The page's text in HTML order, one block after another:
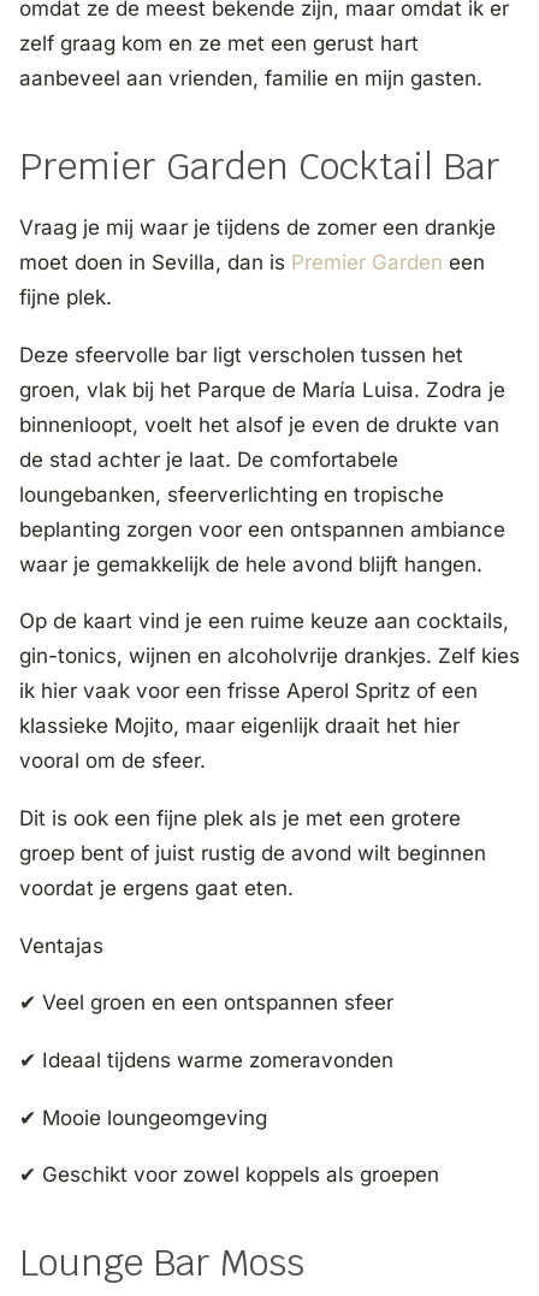
omdat ze de meest bekende zijn, maar omdat ik er
zelf graag kom en ze met een gerust hart
aanbeveel aan vrienden, familie en mijn gasten.
Premier Garden Cocktail Bar
Vraag je mij waar je tijdens de zomer een drankje
moet doen in Sevilla, dan is Premier Garden een
fijne plek.
Deze sfeervolle bar ligt verscholen tussen het
groen, vlak bij het Parque de María Luisa. Zodra je
binnenloopt, voelt het alsof je even de drukte van
de stad achter je laat. De comfortabele
loungebanken, sfeerverlichting en tropische
beplanting zorgen voor een ontspannen ambiance
waar je gemakkelijk de hele avond blijft hangen.
Op de kaart vind je een ruime keuze aan cocktails,
gin-tonics, wijnen en alcoholvrije drankjes. Zelf kies
ik hier vaak voor een frisse Aperol Spritz of een
klassieke Mojito, maar eigenlijk draait het hier
vooral om de sfeer.
Dit is ook een fijne plek als je met een grotere
groep bent of juist rustig de avond wilt beginnen
voordat je ergens gaat eten.
Ventajas
✔ Veel groen en een ontspannen sfeer
✔ Ideaal tijdens warme zomeravonden
✔ Mooie loungeomgeving
✔ Geschikt voor zowel koppels als groepen
Lounge Bar Moss